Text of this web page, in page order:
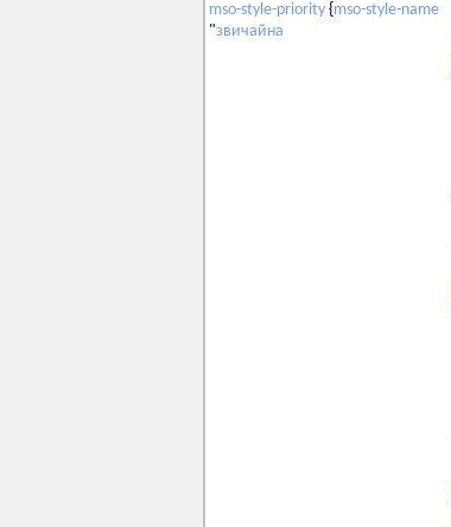
mso-style-priority {mso-style-name
"звичайна